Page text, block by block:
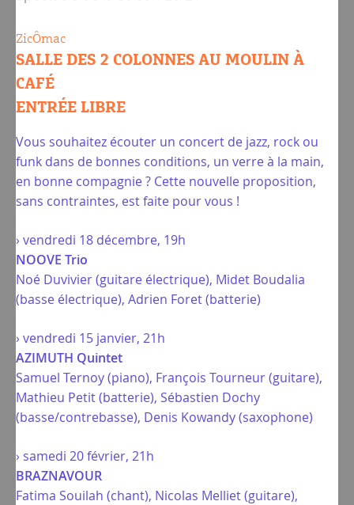
ZicÔmac
SALLE DES 2 COLONNES AU MOULIN À
CAFÉ
ENTRÉE LIBRE
Vous souhaitez écouter un concert de jazz, rock ou
funk dans de bonnes conditions, un verre à la main,
en bonne compagnie ? Cette nouvelle proposition,
sans contraintes, est faite pour vous !
› vendredi 18 décembre, 19h
NOOVE Trio
Noé Duvivier (guitare électrique), Midet Boudalia
(basse électrique), Adrien Foret (batterie)
› vendredi 15 janvier, 21h
AZIMUTH Quintet
Samuel Ternoy (piano), François Tourneur (guitare),
Mathieu Petit (batterie), Sébastien Dochy
(basse/contrebasse), Denis Kowandy (saxophone)
› samedi 20 février, 21h
BRAZNAVOUR
Fatima Souilah (chant), Nicolas Melliet (guitare),